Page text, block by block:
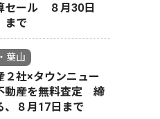
セール ８月30日
まで
葉山
２社×タウンニュー
産を無料査定 締
、８月17日まで